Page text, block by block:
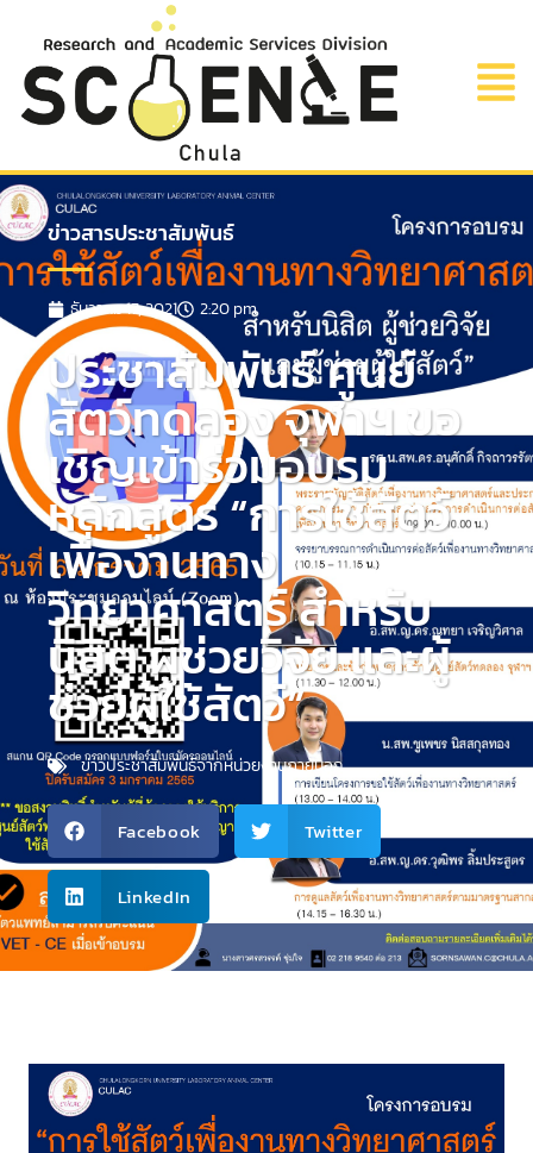
ข่าวสารประชาสัมพันธ์
ธันวาคม 17, 2021 2:20 pm
ประชาสัมพันธ์ ศูนย์
สัตว์ทดลอง จุฬาฯ ขอ
เชิญเข้าร่วมอบรม
หลักสูตร “การใช้สัตว์
เพื่องานทาง
วิทยาศาสตร์ สำหรับ
นิสิต ผู้ช่วยวิจัย และผู้
ช่วยผู้ใช้สัตว์”
ข่าวประชาสัมพันธ์จากหน่วยงานภายนอก
Facebook Twitter
LinkedIn